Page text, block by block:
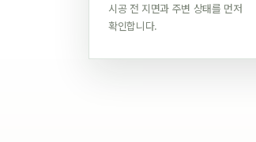
시공 전 지면과 주변 상태를 먼저
확인합니다.